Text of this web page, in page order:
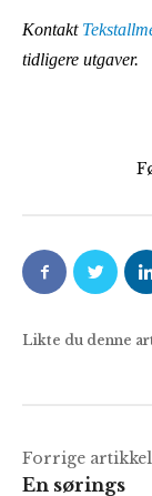
Kontakt
tidligere utgaver.
Likte du denne
Forrige artikkel
En sørings